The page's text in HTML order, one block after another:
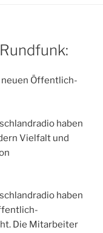
Öffentlich-
haben
Vielfalt und
haben
Die Mitarbeiter